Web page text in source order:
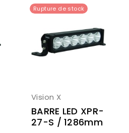
Rupture de stock
Vision X
BARRE LED XPR-
27-S / 1286mm